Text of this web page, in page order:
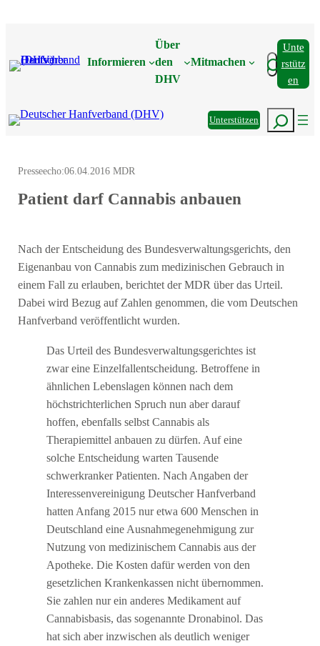
Informieren
Über
den
DHV
Mitmachen Suchen
Unte
Rstütz
En
UnterstützenSuchen
Presseecho:06.04.2016 MDR
Patient darf Cannabis anbauen
Nach der Entscheidung des Bundesverwaltungsgerichts, den
Eigenanbau von Cannabis zum medizinischen Gebrauch in
einem Fall zu erlauben, berichtet der MDR über das Urteil.
Dabei wird Bezug auf Zahlen genommen, die vom Deutschen
Hanfverband veröffentlicht wurden.
Das Urteil des Bundesverwaltungsgerichtes ist
zwar eine Einzelfallentscheidung. Betroffene in
ähnlichen Lebenslagen können nach dem
höchstrichterlichen Spruch nun aber darauf
hoffen, ebenfalls selbst Cannabis als
Therapiemittel anbauen zu dürfen. Auf eine
solche Entscheidung warten Tausende
schwerkranker Patienten. Nach Angaben der
Interessenvereinigung Deutscher Hanfverband
hatten Anfang 2015 nur etwa 600 Menschen in
Deutschland eine Ausnahmegenehmigung zur
Nutzung von medizinischem Cannabis aus der
Apotheke. Die Kosten dafür werden von den
gesetzlichen Krankenkassen nicht übernommen.
Sie zahlen nur ein anderes Medikament auf
Cannabisbasis, das sogenannte Dronabinol. Das
hat sich aber inzwischen als deutlich weniger